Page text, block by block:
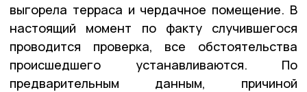
выгорела терраса и чердачное помещение. В
настоящий момент по факту случившегося
проводится проверка, все обстоятельства
происшедшего устанавливаются. По
предварительным данным, причиной